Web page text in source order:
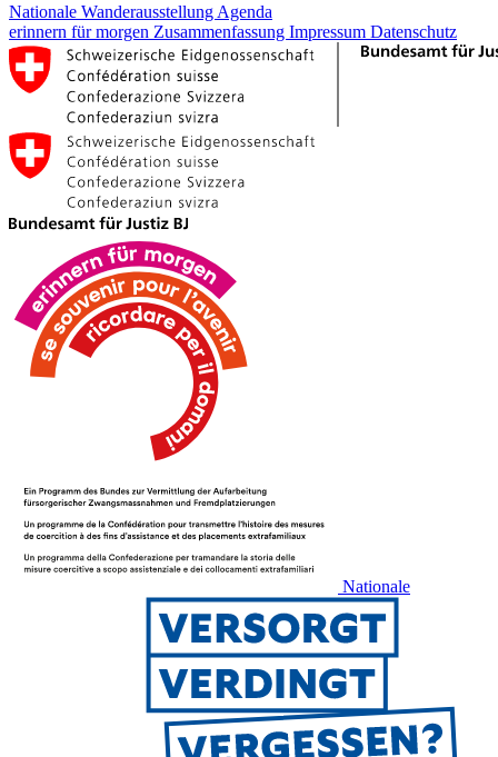
Nationale Wanderausstellung Agenda
erinnern für morgen Zusammenfassung Impressum Datenschutz
Nationale